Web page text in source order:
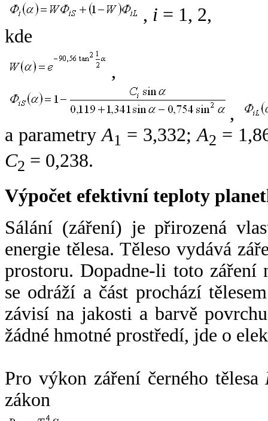
, i = 1, 2,
kde
,
,
a parametryA1 = 3,332;A2 =
C2 = 0,238.
Výpočet efektivní teploty
Sálání (záření) je přirozená
energie tělesa. Těleso vydává
prostoru. Dopadne-li toto záření
se odráží a část prochází
závisí na jakosti a barvě
žádné hmotné prostředí, jde o
Pro výkon záření černého tělesa
zákon